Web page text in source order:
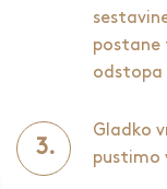
postane
odstopa
Gladko
pustimo